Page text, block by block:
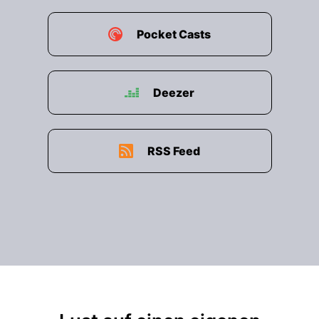
Netzwerk mehr als 300 Branchenexperten zur
00:01:40: die mit der notwendigen Expertise
Business Planner begutachten
00:01:43: Geschäftsstrategien diskutieren oder
die individuelle Patentsituation bewerten.
00:01:48: Preisgelder gibt es in Höhe von rund
00:01:54: die Teilnahme an der Science for Life
00:01:57: Bewerbungen sind ab dem 1.
Pocket Casts
Deezer
RSS Feed